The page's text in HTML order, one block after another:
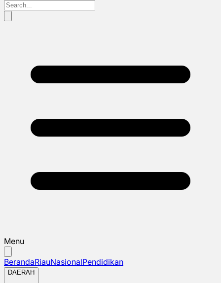
Menu
BerandaRiauNasionalPendidikan
DAERAH